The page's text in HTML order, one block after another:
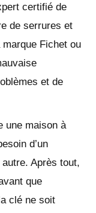
certifié de
de serrures et
Fichet ou
et de
une maison à
d’un
Après tout,
que
clé ne soit